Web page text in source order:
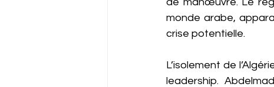
monde arabe,
crise potentielle.
L’isolement de
leadership.